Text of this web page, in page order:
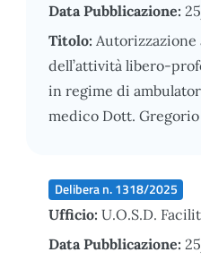
Data Pubblicazione:
Titolo: Autorizzazione
dell’attività libero-
in regime di
medico Dott. Gregorio
Delibera n. 1318/2025
Ufficio: U.O.S.D.
Data Pubblicazione: